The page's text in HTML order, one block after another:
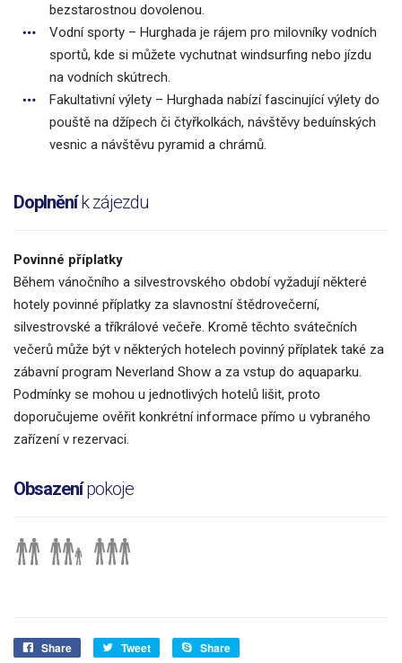
bezstarostnou dovolenou.
Vodní sporty – Hurghada je rájem pro milovníky vodních
sportů, kde si můžete vychutnat windsurfing nebo jízdu
na vodních skútrech.
Fakultativní výlety – Hurghada nabízí fascinující výlety do
pouště na džípech či čtyřkolkách, návštěvy beduínských
vesnic a návštěvu pyramid a chrámů.
Doplněník zájezdu
Povinné příplatky
Během vánočního a silvestrovského období vyžadují některé
hotely povinné příplatky za slavnostní štědrovečerní,
silvestrovské a tříkrálové večeře. Kromě těchto svátečních
večerů může být v některých hotelech povinný příplatek také za
zábavní program Neverland Show a za vstup do aquaparku.
Podmínky se mohou u jednotlivých hotelů lišit, proto
doporučujeme ověřit konkrétní informace přímo u vybraného
zařízení v rezervaci.
Obsazenípokoje
Share Tweet Share